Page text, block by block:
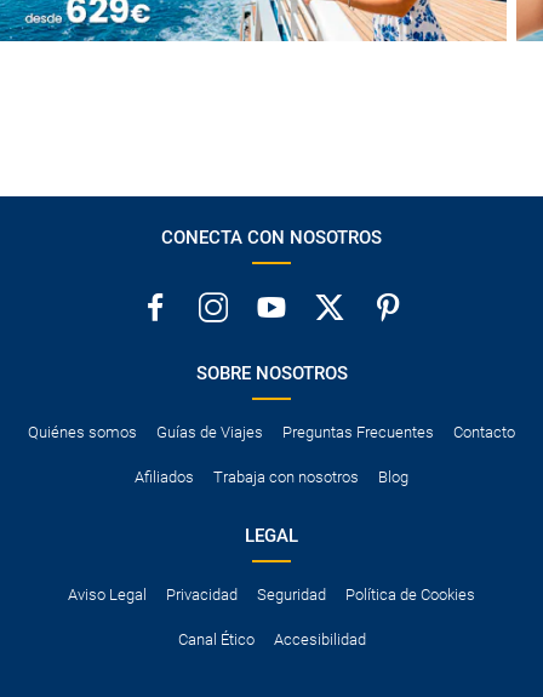
CONECTA CON NOSOTROS
SOBRE NOSOTROS
Quiénes somos Guías de Viajes Preguntas Frecuentes Contacto
Afiliados Trabaja con nosotros Blog
LEGAL
Aviso Legal Privacidad Seguridad Política de Cookies
Canal Ético Accesibilidad